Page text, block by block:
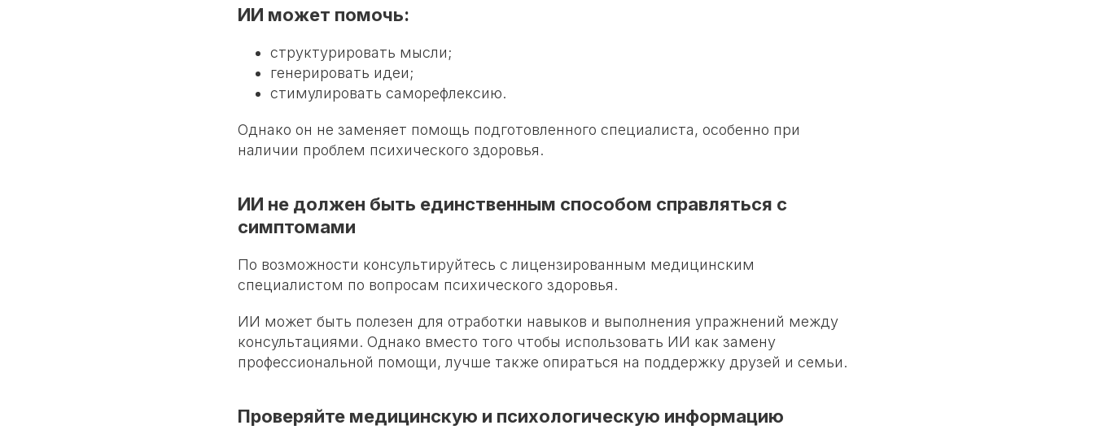
ИИ может помочь:
структурировать мысли;
генерировать идеи;
стимулировать саморефлексию.
Однако он не заменяет помощь подготовленного специалиста, особенно при
наличии проблем психического здоровья.
ИИ не должен быть единственным способом справляться с
симптомами
По возможности консультируйтесь с лицензированным медицинским
специалистом по вопросам психического здоровья.
ИИ может быть полезен для отработки навыков и выполнения упражнений между
консультациями. Однако вместо того чтобы использовать ИИ как замену
профессиональной помощи, лучше также опираться на поддержку друзей и семьи.
Проверяйте медицинскую и психологическую информацию